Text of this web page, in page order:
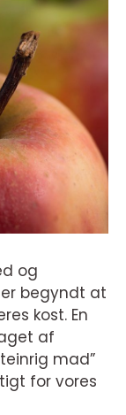
og
begyndt at
kost. En
af
mad”
for vores